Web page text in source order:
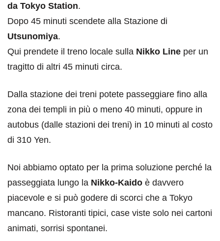
da Tokyo Station.
Dopo 45 minuti scendete alla Stazione di
Utsunomiya.
Qui prendete il treno locale sulla Nikko Line per un
tragitto di altri 45 minuti circa.
Dalla stazione dei treni potete passeggiare fino alla
zona dei templi in più o meno 40 minuti, oppure in
autobus (dalle stazioni dei treni) in 10 minuti al costo
di 310 Yen.
Noi abbiamo optato per la prima soluzione perché la
passeggiata lungo la Nikko-Kaido è davvero
piacevole e si può godere di scorci che a Tokyo
mancano. Ristoranti tipici, case viste solo nei cartoni
animati, sorrisi spontanei.